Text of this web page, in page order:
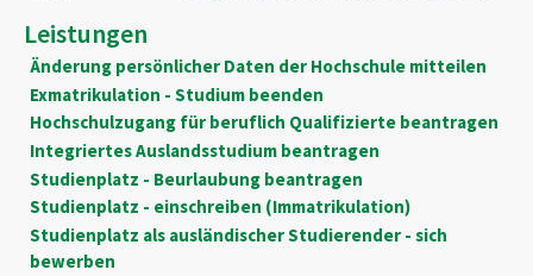
Leistungen
Änderung persönlicher Daten der Hochschule mitteilen
Exmatrikulation - Studium beenden
Hochschulzugang für beruflich Qualifizierte beantragen
Integriertes Auslandsstudium beantragen
Studienplatz - Beurlaubung beantragen
Studienplatz - einschreiben (Immatrikulation)
Studienplatz als ausländischer Studierender - sich
bewerben